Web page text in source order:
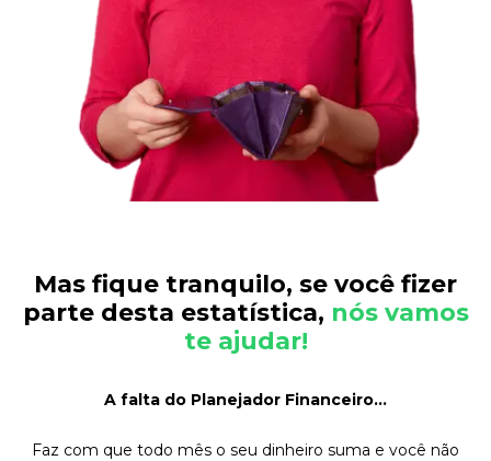
Mas fique tranquilo, se você fizer
parte desta estatística, nós vamos
te ajudar!
A falta do Planejador Financeiro…
Faz com que todo mês o seu dinheiro suma e você não